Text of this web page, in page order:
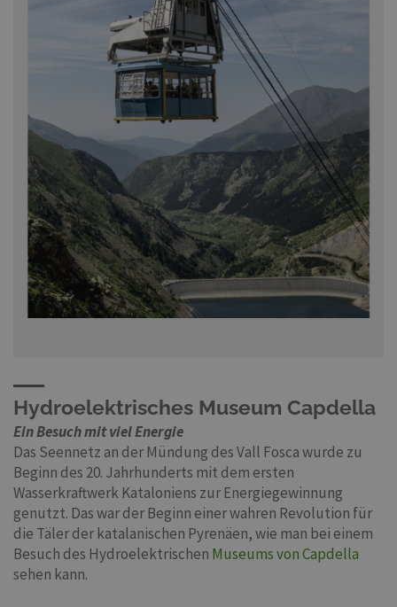
Hydroelektrisches Museum Capdella
Ein Besuch mit viel Energie
Das Seennetz an der Mündung des Vall Fosca wurde zu
Beginn des 20. Jahrhunderts mit dem ersten
Wasserkraftwerk Kataloniens zur Energiegewinnung
genutzt. Das war der Beginn einer wahren Revolution für
die Täler der katalanischen Pyrenäen, wie man bei einem
Besuch des Hydroelektrischen Museums von Capdella
sehen kann.